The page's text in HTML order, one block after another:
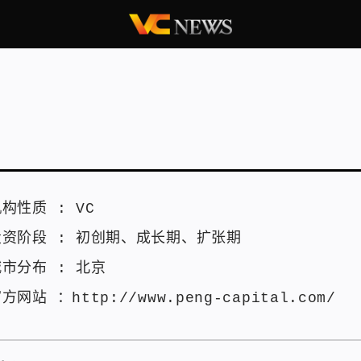
构性质 : VC
资阶段 : 初创期、 成长期、 扩张期
市分布 : 北京
网站 ： http://www.peng-capital.com/